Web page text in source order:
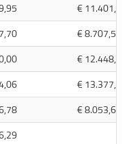
€ 11.401,58
€ 8.707,57
€ 12.448,54
€ 13.377,90
€ 8.053,62